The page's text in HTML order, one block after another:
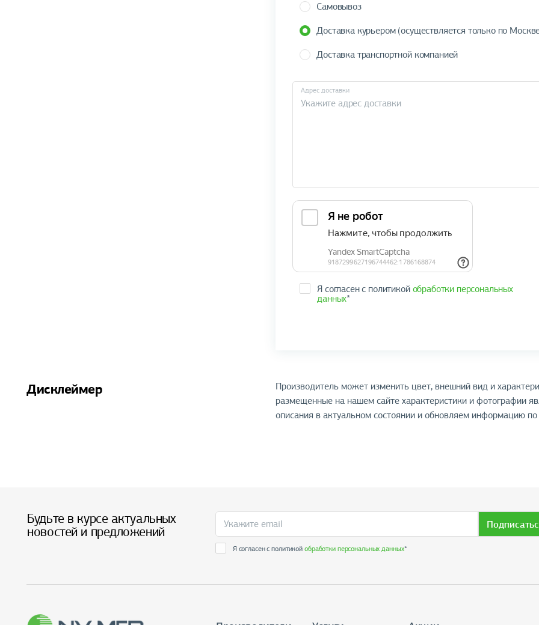
Самовывоз
Доставка курьером (осуществляется только по
Доставка транспортной компанией
Адрес доставки
Я согласен с политикой обработки персональных
данных*
Дисклеймер
Производитель может изменить цвет, внешний вид и
размещенные на нашем сайте характеристики и фотографии
описания в актуальном состоянии и обновляем информацию
Будьте в курсе актуальных
новостей и предложений
Я согласен с политикойобработки персональных данных*